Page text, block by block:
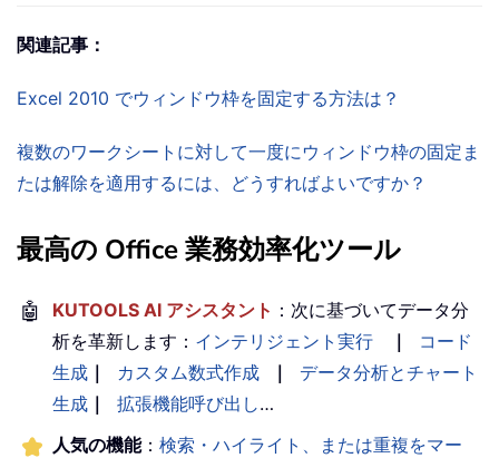
関連記事：
Excel 2010 でウィンドウ枠を固定する方法は？
複数のワークシートに対して一度にウィンドウ枠の固定ま
たは解除を適用するには、どうすればよいですか？
最高の Office 業務効率化ツール
🤖 KUTOOLS AI アシスタント ：次に基づいてデータ分
析を革新します： インテリジェント実行 ｜
コード
生成 ｜ カスタム数式作成 ｜
データ分析とチャート
生成 ｜ 拡張機能呼び出し…
人気の機能： 検索・ハイライト、または重複をマー